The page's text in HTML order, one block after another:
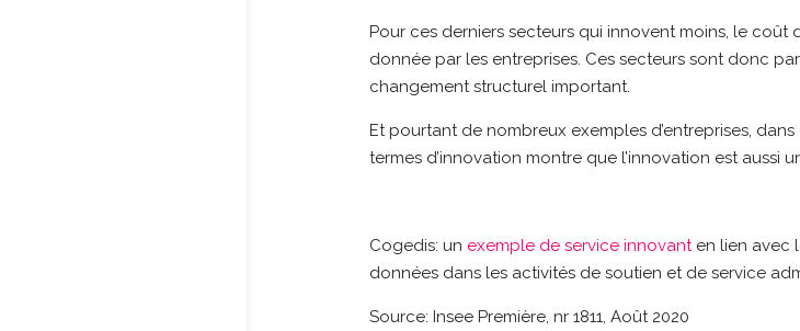
Pour ces derniers secteurs qui innovent moins, le coût
donnée par les entreprises. Ces secteurs sont donc
changement structurel important.
Et pourtant de nombreux exemples d’entreprises,
termes d’innovation montre que l’innovation est aussi
Cogedis: un exemple de service innovanten lien avec
données dans les activités de soutien et de service
Source: Insee Première, nr 1811, Août 2020